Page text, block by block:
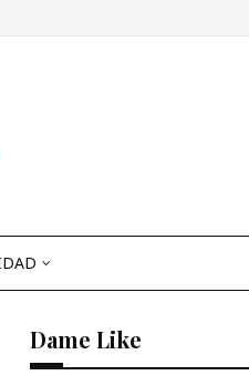
Dame Like